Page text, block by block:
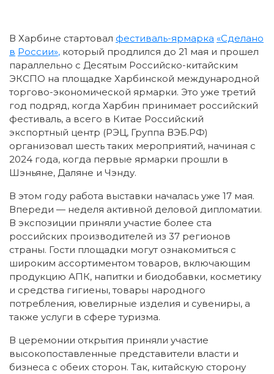
В Харбине стартовал фестиваль-ярмарка «Сделано
в России», который продлился до 21 мая и прошел
параллельно с Десятым Российско-китайским
ЭКСПО на площадке Харбинской международной
торгово-экономической ярмарки. Это уже третий
год подряд, когда Харбин принимает российский
фестиваль, а всего в Китае Российский
экспортный центр (РЭЦ, Группа ВЭБ.РФ)
организовал шесть таких мероприятий, начиная с
2024 года, когда первые ярмарки прошли в
Шэньяне, Даляне и Чэнду.
В этом году работа выставки началась уже 17 мая.
Впереди — неделя активной деловой дипломатии.
В экспозиции приняли участие более ста
российских производителей из 37 регионов
страны. Гости площадки могут ознакомиться с
широким ассортиментом товаров, включающим
продукцию АПК, напитки и биодобавки, косметику
и средства гигиены, товары народного
потребления, ювелирные изделия и сувениры, а
также услуги в сфере туризма.
В церемонии открытия приняли участие
высокопоставленные представители власти и
бизнеса с обеих сторон. Так, китайскую сторону